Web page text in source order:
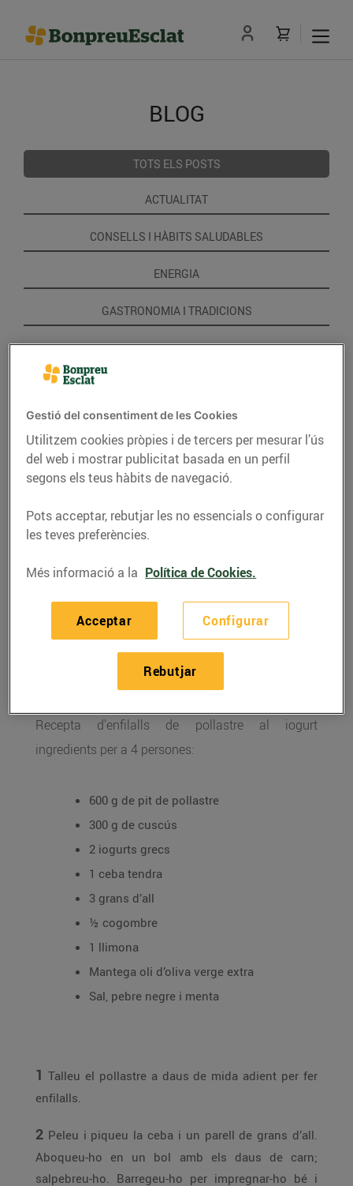
BLOG
TOTS ELS POSTS
ACTUALITAT
CONSELLS I HÀBITS SALUDABLES
ENERGIA
GASTRONOMIA I TRADICIONS
RECEPTES
RECEPTES
Recepta d'enfilalls de
pollastre al iogurt
Recepta d'enfilalls de pollastre al iogurt
ingredients per a 4 persones:
600 g de pit de pollastre
300 g de cuscús
2 iogurts grecs
1 ceba tendra
3 grans d’all
½ cogombre
1 llimona
Mantega oli d’oliva verge extra
Sal, pebre negre i menta
1 Talleu el pollastre a daus de mida adient per fer
enfilalls.
2 Peleu i piqueu la ceba i un parell de grans d’all.
Aboqueu-ho en un bol amb els daus de carn;
salpebreu-ho. Barregeu-ho per impregnar-ho bé i
Gestió del consentiment de les Cookies
Utilitzem cookies pròpies i de tercers per mesurar l’ús
del web i mostrar publicitat basada en un perfil
segons els teus hàbits de navegació.
Pots acceptar, rebutjar les no essencials o configurar
les teves preferències.
Més informació a la Política de Cookies.
Configurar
Rebutjar
Acceptar